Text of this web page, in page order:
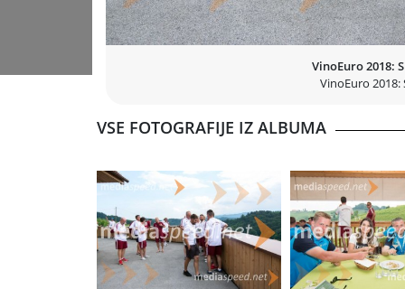
VinoEuro 2018:
VinoEuro
VSE FOTOGRAFIJE IZ ALBUMA